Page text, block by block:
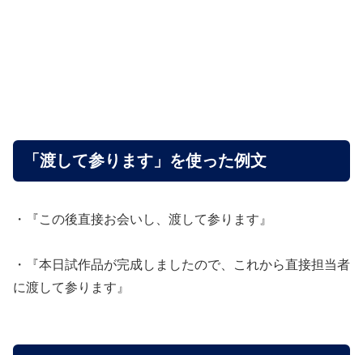
「渡して参ります」を使った例文
・『この後直接お会いし、渡して参ります』
・『本日試作品が完成しましたので、これから直接担当者
に渡して参ります』